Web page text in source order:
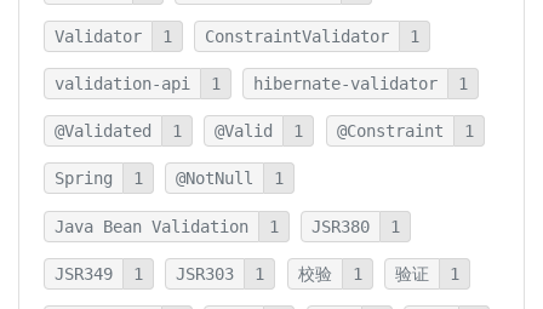
Validator 1 ConstraintValidator 1
validation-api 1 hibernate-validator 1
@Validated 1 @Valid 1 @Constraint 1
Spring 1 @NotNull 1
Java Bean Validation 1 JSR380 1
JSR349 1 JSR303 1 校验 1 验证 1